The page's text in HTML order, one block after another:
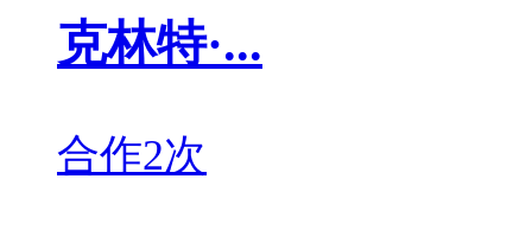
克林特·...
合作2次